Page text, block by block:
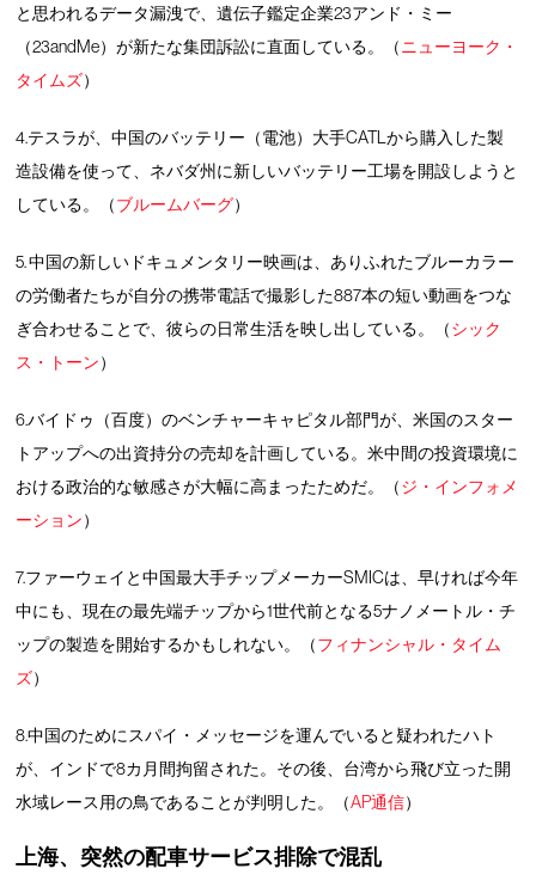
と思われるデータ漏洩で、遺伝子鑑定企業23アンド・ミー
（23andMe）が新たな集団訴訟に直面している。（ニューヨーク・
タイムズ）
4.テスラが、中国のバッテリー（電池）大手CATLから購入した製
造設備を使って、ネバダ州に新しいバッテリー工場を開設しようと
している。（ブルームバーグ）
5. 中国の新しいドキュメンタリー映画は、ありふれたブルーカラー
の労働者たちが自分の携帯電話で撮影した887本の短い動画をつな
ぎ合わせることで、彼らの日常生活を映し出している。（シック
ス・トーン）
6.バイドゥ（百度）のベンチャーキャピタル部門が、米国のスター
トアップへの出資持分の売却を計画している。米中間の投資環境に
おける政治的な敏感さが大幅に高まったためだ。（ジ・インフォメ
ーション）
7.ファーウェイと中国最大手チップメーカーSMICは、早ければ今年
中にも、現在の最先端チップから1世代前となる5ナノメートル・チ
ップの製造を開始するかもしれない。（フィナンシャル・タイム
ズ）
8.中国のためにスパイ・メッセージを運んでいると疑われたハト
が、インドで8カ月間拘留された。その後、台湾から飛び立った開
水域レース用の鳥であることが判明した。（AP通信）
上海、突然の配車サービス排除で混乱